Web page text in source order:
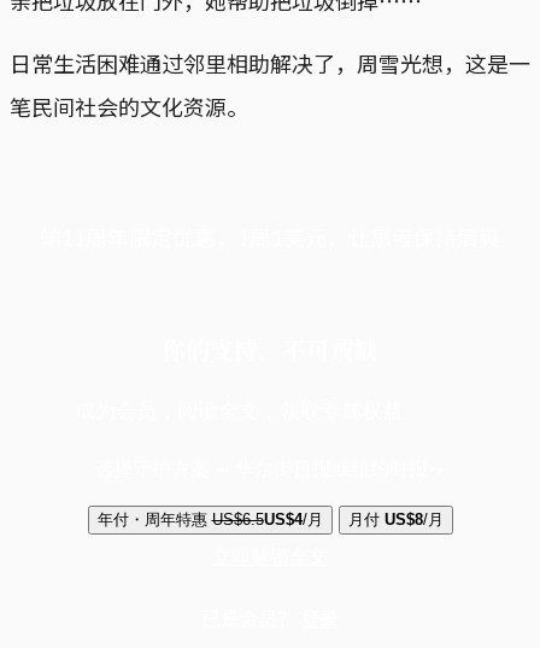
日常生活困难通过邻里相助解决了，周雪光想，这是一
笔民间社会的文化资源。
年付・周年特惠 US$6.5US$4/月 月付 US$8/月